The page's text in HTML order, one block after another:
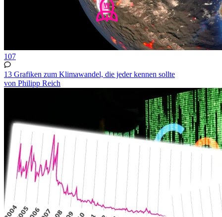
107
13 Grafiken zum Klimawandel, die jeder kennen sollte
von Philipp Reich